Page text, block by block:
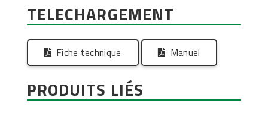
TELECHARGEMENT
Fiche technique Manuel
PRODUITS LIÉS